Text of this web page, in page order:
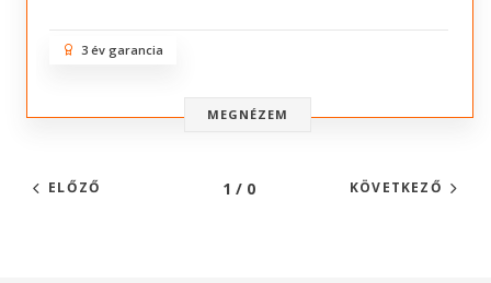
3 év garancia
MEGNÉZEM
ELŐZŐ 1 / 0 KÖVETKEZŐ